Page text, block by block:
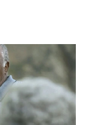
PROMOCIONES
CR (ES)